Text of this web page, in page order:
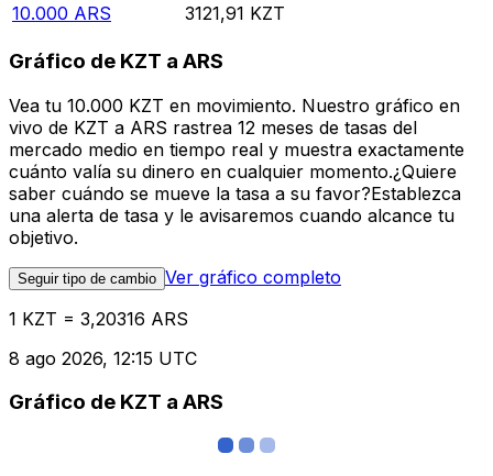
10.000 ARS 3121,91 KZT
Gráfico de KZT a ARS
Vea tu 10.000 KZT en movimiento. Nuestro gráfico en
vivo de KZT a ARS rastrea 12 meses de tasas del
mercado medio en tiempo real y muestra exactamente
cuánto valía su dinero en cualquier momento.¿Quiere
saber cuándo se mueve la tasa a su favor?Establezca
una alerta de tasa y le avisaremos cuando alcance tu
objetivo.
Seguir tipo de cambio Ver gráfico completo
1 KZT = 3,20316 ARS
8 ago 2026, 12:15 UTC
Gráfico de KZT a ARS